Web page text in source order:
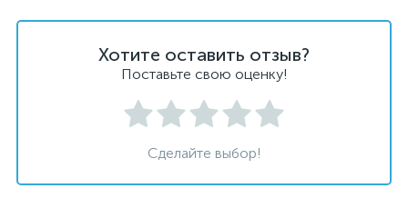
Хотите оставить отзыв?
Поставьте свою оценку!
Сделайте выбор!